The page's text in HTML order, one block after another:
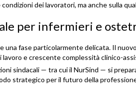
dei lavoratori, ma anche sulla
per infermieri e
una fase particolarmente delicata. Il
lavoro e crescente complessità clinico-
sindacali — tra cui il NurSind — si
strategico per il futuro della